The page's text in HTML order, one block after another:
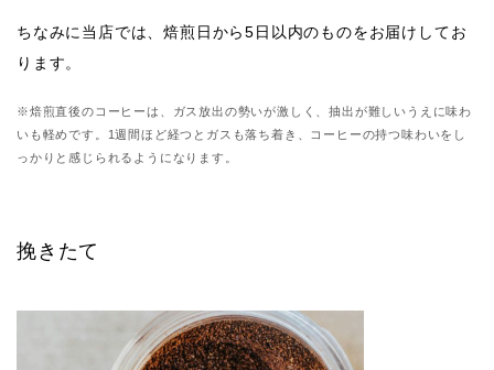
ちなみに当店では、焙煎日から5日以内のものをお届けしてお
ります。
※焙煎直後のコーヒーは、ガス放出の勢いが激しく、抽出が難しいうえに味わ
いも軽めです。1週間ほど経つとガスも落ち着き、コーヒーの持つ味わいをし
っかりと感じられるようになります。
挽きたて